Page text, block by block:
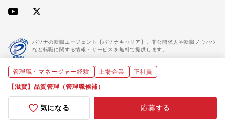
パソナの転職エージェント【パソナキャリア】。非公開求人や転職ノウハウ
など転職に関する情報・サービスを無料で提供します。
「パソナキャリア」は職業紹介優良事業者に認定されています。
管理職・マネージャー経験 上場企業 正社員
【滋賀】品質管理（管理職候補）
気になる 応募する